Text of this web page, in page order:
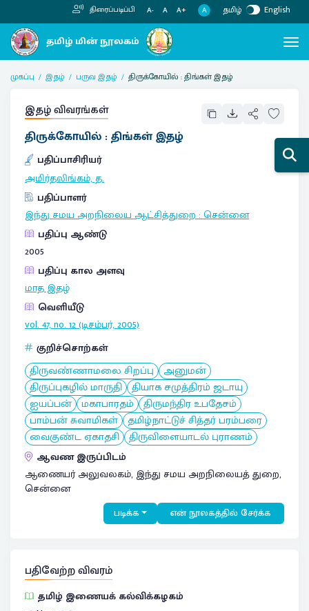
திரைப்படிப்பி A- A A+ A தமிழ் English
முகப்பு இதழ் பருவ இதழ் திருக்கோயில் : திங்கள் இதழ்
இதழ் விவரங்கள்
திருக்கோயில் : திங்கள் இதழ்
பதிப்பாசிரியர்
அமிர்தலிங்கம், த.
பதிப்பாளர்
இந்து சமய அறநிலைய ஆட்சித்துறை:சென்னை
பதிப்பு ஆண்டு
2005
பதிப்பு கால அளவு
மாத இதழ்
வெளியீடு
vol. 47, no. 12 (டிசம்பர், 2005)
குறிச்சொற்கள்
திருவண்ணாமலை சிறப்பு அனுமன்
திருப்புகழில் மாருதி தியாக சமுத்திரம் ஜடாயு
ஐயப்பன் மகாபாரதம் திருமந்திர உபதேசம்
பாம்பன் சுவாமிகள் தமிழ்நாட்டுச் சித்தர் பரம்பரை
வைகுண்ட ஏகாதசி திருவிளையாடல் புராணம்
ஆவண இருப்பிடம்
ஆணையர் அலுவலகம், இந்து சமய அறநிலையத் துறை,
சென்னை
படிக்க என் நூலகத்தில் சேர்க்க
பதிவேற்ற விவரம்
தமிழ் இணையக் கல்விக்கழகம்